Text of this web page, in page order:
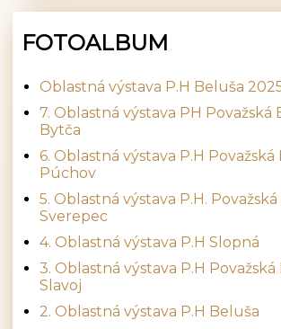
FOTOALBUM
Oblastná výstava P.H Beluša
7. Oblastná výstava PH Považská
Bytča
6. Oblastná výstava P.H Považská
Púchov
5. Oblastná výstava P.H.
Sverepec
4. Oblastná výstava P.H Slopná
3. Oblastná výstava P.H Považská
Slavoj
2. Oblastná výstava P.H Beluša